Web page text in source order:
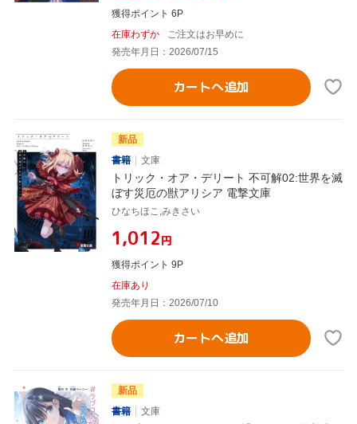
獲得ポイント 6P
在庫わずか
ご注文はお早めに
発売年月日：2026/07/15
カートへ追加
新品
書籍
文庫
トリック・オア・デリート 不可解02:世界を滅
ぼす災厄の獣アリシア 電撃文庫
ひなちほこ,みきさい
¥1,012円
獲得ポイント 9P
在庫あり
発売年月日：2026/07/10
カートへ追加
新品
書籍
文庫